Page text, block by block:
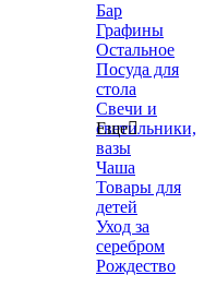
Бар
Графины
Остальное
Посуда для
стола
Свечи и
светильники,
вазы
Чаша
Товары для
детей
Уход за
серебром
Рождество
Еще